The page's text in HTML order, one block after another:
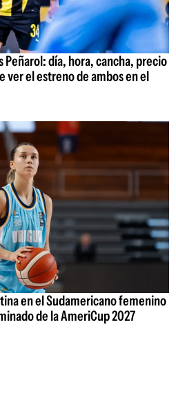
día, hora, cancha, precio
ver el estreno de ambos en el
en el Sudamericano femenino
de la AmeriCup 2027